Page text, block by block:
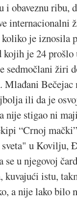
obaveznu ribu,
internacionalni
je iznosila
je 24 prošlo
sedmočlani žiri
Mlađani
ili da je
nije stigao ni
“Crnoj
u Kovilju,
se u njegovoj
kuvajući istu,
a nije lako bilo